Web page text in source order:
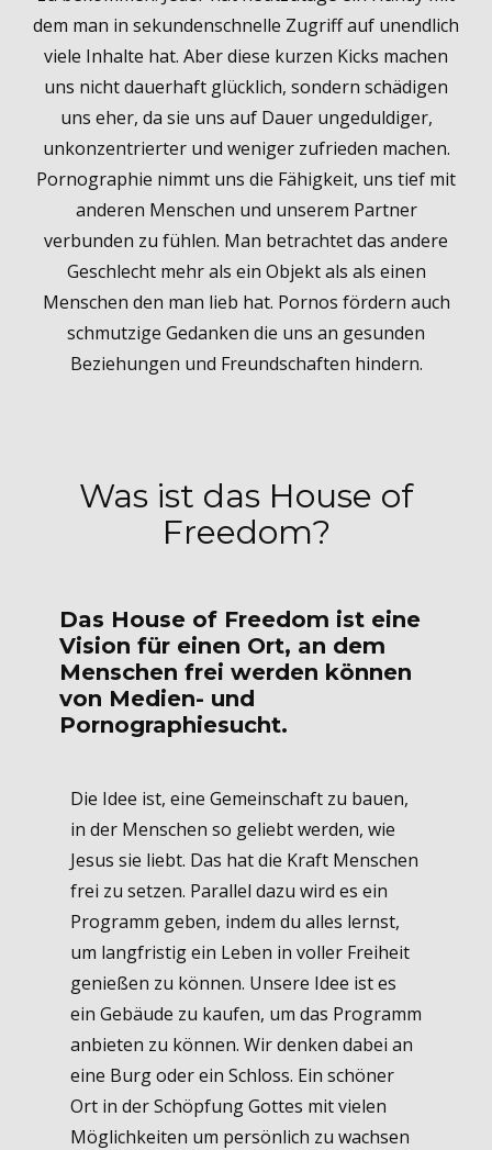
dem man in sekundenschnelle Zugriff auf unendlich
viele Inhalte hat. Aber diese kurzen Kicks machen
uns nicht dauerhaft glücklich, sondern schädigen
uns eher, da sie uns auf Dauer ungeduldiger,
unkonzentrierter und weniger zufrieden machen.
Pornographie nimmt uns die Fähigkeit, uns tief mit
anderen Menschen und unserem Partner
verbunden zu fühlen. Man betrachtet das andere
Geschlecht mehr als ein Objekt als als einen
Menschen den man lieb hat. Pornos fördern auch
schmutzige Gedanken die uns an gesunden
Beziehungen und Freundschaften hindern.
Was ist das House of
Freedom?
Das House of Freedom ist eine
Vision für einen Ort, an dem
Menschen frei werden können
von Medien- und
Pornographiesucht.
Die Idee ist, eine Gemeinschaft zu bauen,
in der Menschen so geliebt werden, wie
Jesus sie liebt. Das hat die Kraft Menschen
frei zu setzen. Parallel dazu wird es ein
Programm geben, indem du alles lernst,
um langfristig ein Leben in voller Freiheit
genießen zu können. Unsere Idee ist es
ein Gebäude zu kaufen, um das Programm
anbieten zu können. Wir denken dabei an
eine Burg oder ein Schloss. Ein schöner
Ort in der Schöpfung Gottes mit vielen
Möglichkeiten um persönlich zu wachsen